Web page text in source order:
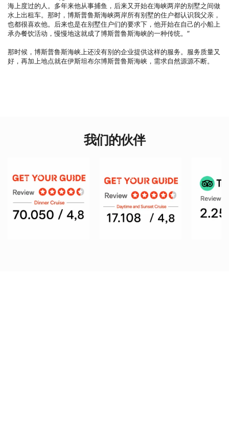
海上度过的人。多年来他从事捕鱼，后来又开始在海峡两岸的别墅之间做
水上出租车。那时，博斯普鲁斯海峡两岸所有别墅的住户都认识我父亲，
也都很喜欢他。后来也是在别墅住户们的要求下，他开始在自己的小船上
承办餐饮活动，慢慢地这就成了博斯普鲁斯海峡的一种传统。”
那时候，博斯普鲁斯海峡上还没有别的企业提供这样的服务。服务质量又
好，再加上地点就在伊斯坦布尔博斯普鲁斯海峡，需求自然源源不断。
我们的伙伴